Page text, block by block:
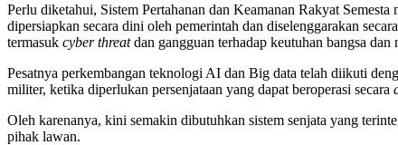
Perlu diketahui, Sistem Pertahanan dan Keamanan Rakyat
dipersiapkan secara dini oleh pemerintah dan diselenggarakan
termasuk cyber threatdan gangguan terhadap keutuhan bangsa
Pesatnya perkembangan teknologi AI dan Big data telah diikuti
militer, ketika diperlukan persenjataan yang dapat beroperasi secara
Oleh karenanya, kini semakin dibutuhkan sistem senjata yang
pihak lawan.